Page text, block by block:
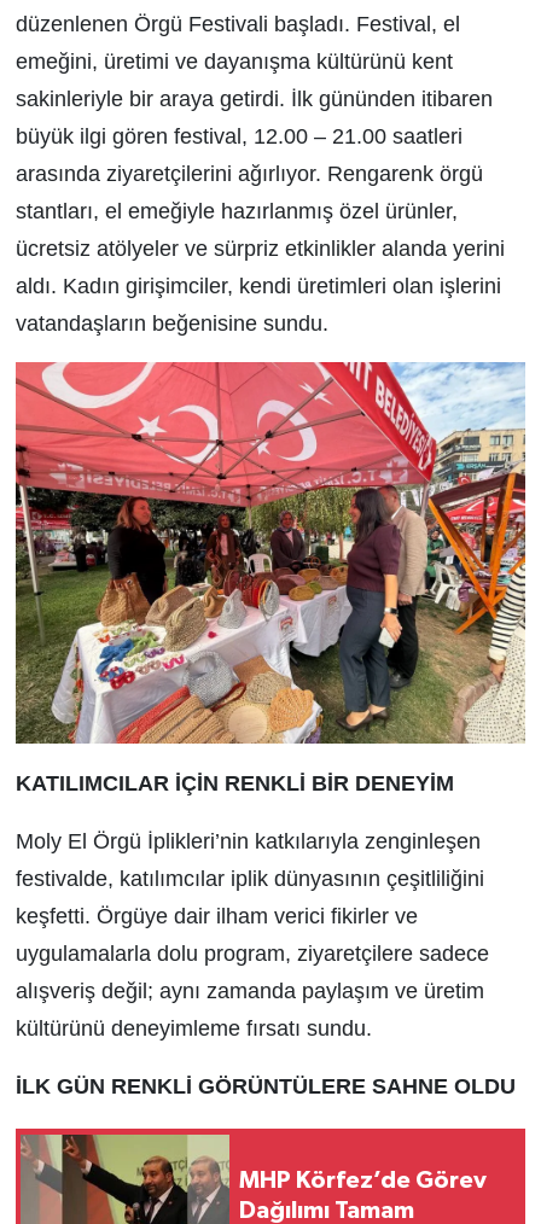
düzenlenen Örgü Festivali başladı. Festival, el
emeğini, üretimi ve dayanışma kültürünü kent
sakinleriyle bir araya getirdi. İlk gününden itibaren
büyük ilgi gören festival, 12.00 – 21.00 saatleri
arasında ziyaretçilerini ağırlıyor. Rengarenk örgü
stantları, el emeğiyle hazırlanmış özel ürünler,
ücretsiz atölyeler ve sürpriz etkinlikler alanda yerini
aldı. Kadın girişimciler, kendi üretimleri olan işlerini
vatandaşların beğenisine sundu.
KATILIMCILAR İÇİN RENKLİ BİR DENEYİM
Moly El Örgü İplikleri’nin katkılarıyla zenginleşen
festivalde, katılımcılar iplik dünyasının çeşitliliğini
keşfetti. Örgüye dair ilham verici fikirler ve
uygulamalarla dolu program, ziyaretçilere sadece
alışveriş değil; aynı zamanda paylaşım ve üretim
kültürünü deneyimleme fırsatı sundu.
İLK GÜN RENKLİ GÖRÜNTÜLERE SAHNE OLDU
MHP Körfez’de Görev
Dağılımı Tamam